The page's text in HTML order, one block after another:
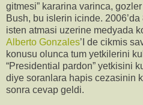
gitmesi” kararina varinca,
Bush, bu islerin icinde.
isten atmasi uzerine medyada
Alberto Gonzales’I de cikmis
konusu olunca tum yetkilerini
“Presidential pardon” yetkisini
diye soranlara hapis cezasinin
sonra cevap geldi.